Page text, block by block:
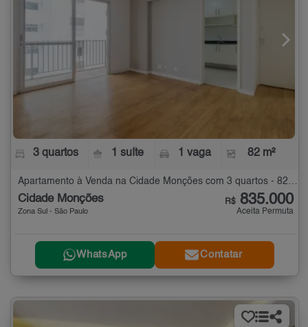
3 quartos 1 suíte 1 vaga 82 m²
Apartamento à Venda na Cidade Monções com 3 quartos - 82 m²
Cidade Monções
Zona Sul - São Paulo
R$ 835.000
Aceita Permuta
WhatsApp Contatar